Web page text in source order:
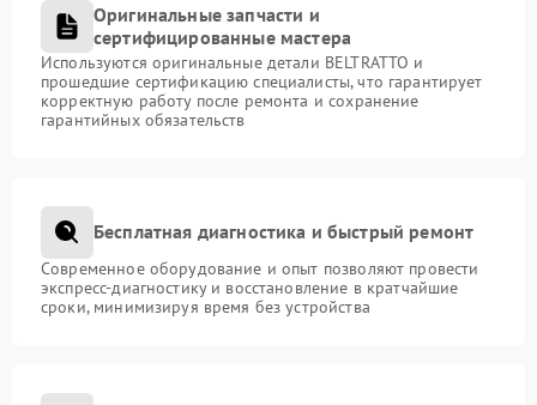
Оригинальные запчасти и
сертифицированные мастера
Используются оригинальные детали BELTRATTO и
прошедшие сертификацию специалисты, что гарантирует
корректную работу после ремонта и сохранение
гарантийных обязательств
Бесплатная диагностика и быстрый ремонт
Современное оборудование и опыт позволяют провести
экспресс-диагностику и восстановление в кратчайшие
сроки, минимизируя время без устройства